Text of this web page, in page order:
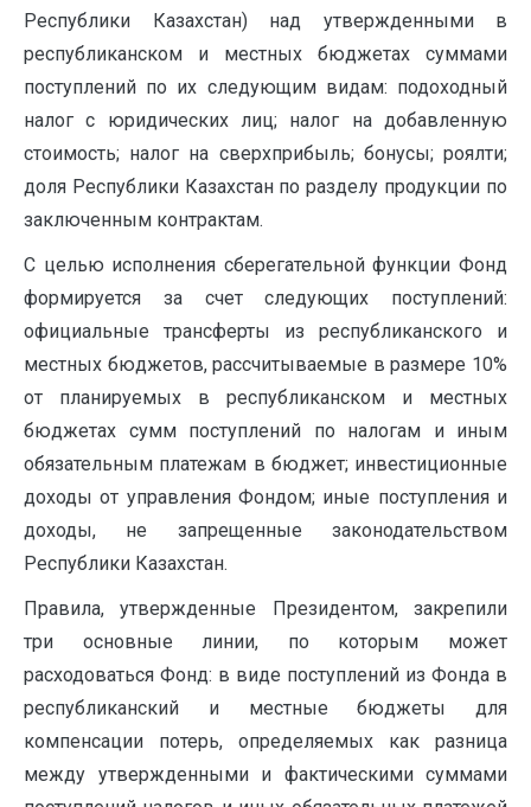
Республики Казахстан) над утвержденными в
республиканском и местных бюджетах суммами
поступлений по их следующим видам: подоходный
налог с юридических лиц; налог на добавленную
стоимость; налог на сверхприбыль; бонусы; роялти;
доля Республики Казахстан по разделу продукции по
заключенным контрактам.
С целью исполнения сберегательной функции Фонд
формируется за счет следующих поступлений:
официальные трансферты из республиканского и
местных бюджетов, рассчитываемые в размере 10%
от планируемых в республиканском и местных
бюджетах сумм поступлений по налогам и иным
обязательным платежам в бюджет; инвестиционные
доходы от управления Фондом; иные поступления и
доходы, не запрещенные законодательством
Республики Казахстан.
Правила, утвержденные Президентом, закрепили
три основные линии, по которым может
расходоваться Фонд: в виде поступлений из Фонда в
республиканский и местные бюджеты для
компенсации потерь, определяемых как разница
между утвержденными и фактическими суммами